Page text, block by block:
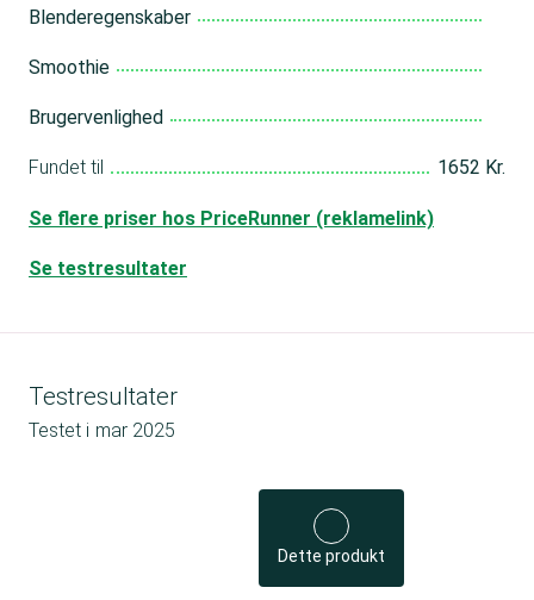
Blenderegenskaber
Smoothie
Brugervenlighed
Fundet til 1652 Kr.
Se flere priser hos PriceRunner (reklamelink)
Se testresultater
Testresultater
Testet i mar 2025
Dette produkt